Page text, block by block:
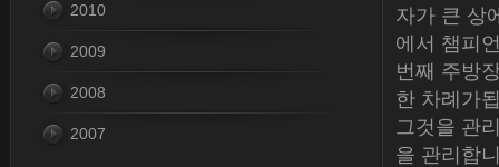
자가 큰 상
에서 챔피
번째 주방
한 차례가
그것을 관
을 관리합
2010
2009
2008
2007